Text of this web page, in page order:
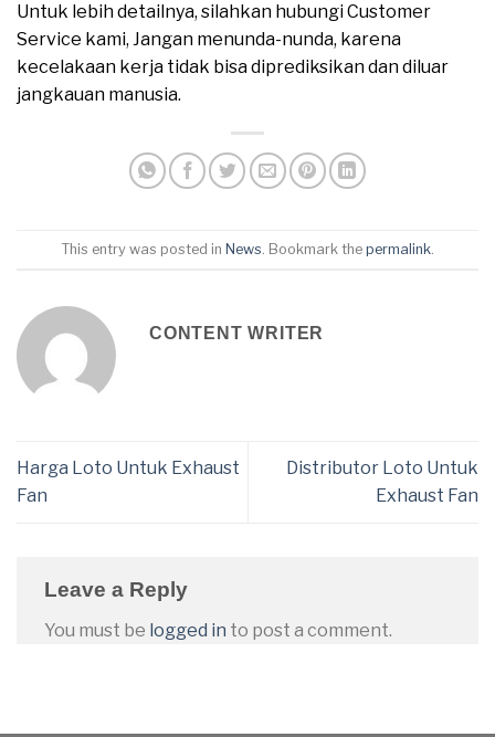
Untuk lebih detailnya, silahkan hubungi Customer
Service kami, Jangan menunda-nunda, karena
kecelakaan kerja tidak bisa diprediksikan dan diluar
jangkauan manusia.
This entry was posted in News . Bookmark the permalink
CONTENT WRITER
Harga Loto Untuk Exhaust
Fan
Distributor Loto Untuk
Exhaust Fan
Leave a Reply
You must be logged in to post a comment.